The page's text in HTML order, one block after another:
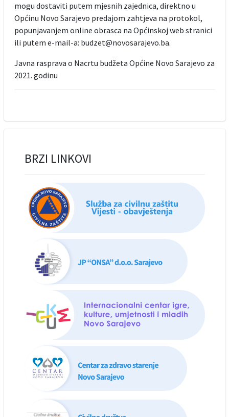
mogu dostaviti putem mjesnih zajednica, direktno u
Općinu Novo Sarajevo predajom zahtjeva na protokol,
popunjavanjem online obrasca na Općinskoj web stranici
ili putem e-mail-a: budzet@novosarajevo.ba.
Javna rasprava o Nacrtu budžeta Općine Novo Sarajevo za
2021. godinu
BRZI LINKOVI